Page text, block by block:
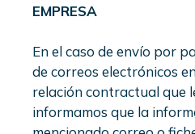
EMPRESA
En el caso de envío por
de correos electrónicos
relación contractual que
informamos que la